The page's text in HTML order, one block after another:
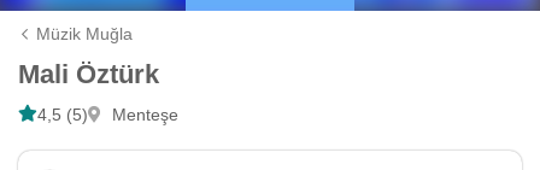
Müzik Muğla
Mali Öztürk
4,5 (5) Menteşe